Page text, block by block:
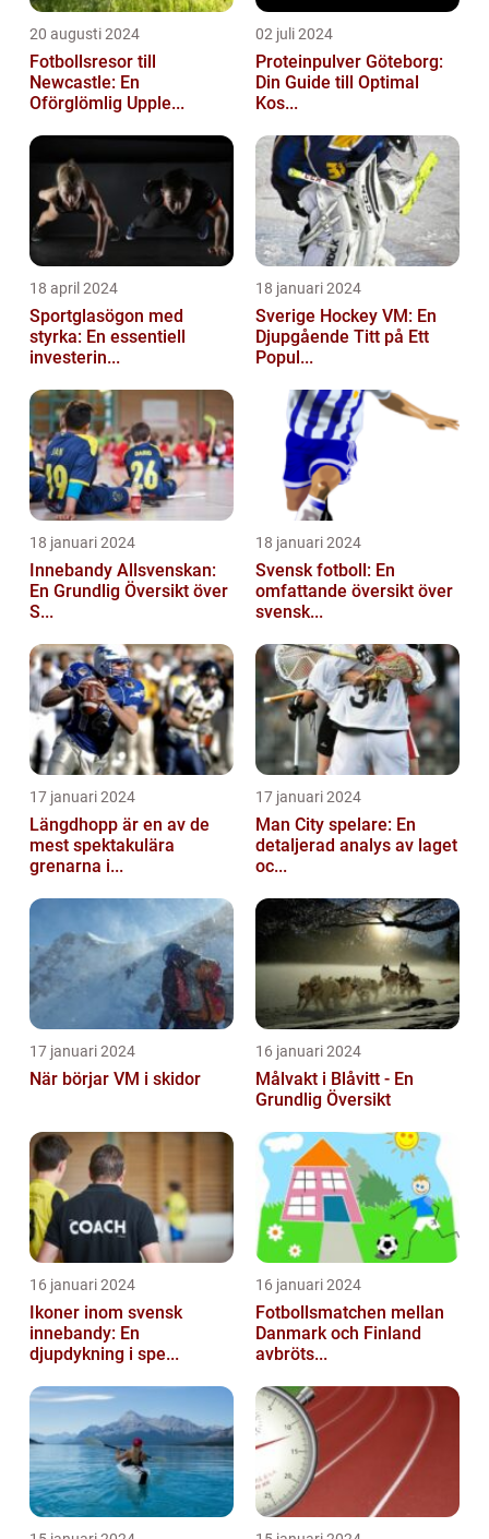
20 augusti 2024
Fotbollsresor till
Newcastle: En
Oförglömlig Upple...
02 juli 2024
Proteinpulver Göteborg:
Din Guide till Optimal
Kos...
18 april 2024
Sportglasögon med
styrka: En essentiell
investerin...
18 januari 2024
Sverige Hockey VM: En
Djupgående Titt på Ett
Popul...
18 januari 2024
Innebandy Allsvenskan:
En Grundlig Översikt över
S...
18 januari 2024
Svensk fotboll: En
omfattande översikt över
svensk...
17 januari 2024
Längdhopp är en av de
mest spektakulära
grenarna i...
17 januari 2024
Man City spelare: En
detaljerad analys av laget
oc...
17 januari 2024
När börjar VM i skidor
16 januari 2024
Målvakt i Blåvitt - En
Grundlig Översikt
16 januari 2024
Ikoner inom svensk
innebandy: En
djupdykning i spe...
16 januari 2024
Fotbollsmatchen mellan
Danmark och Finland
avbröts...